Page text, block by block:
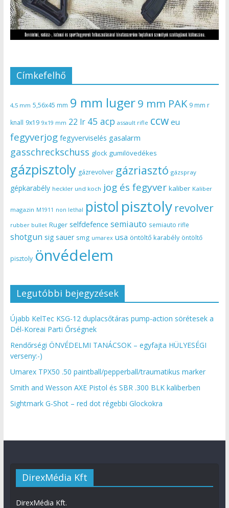
Címkefelhő
4,5 mm 5,56x45 mm 9 mm luger9 mm PAK 9 mm r
knall 9x19 9x19 mm 22 lr 45 acp assault rifle ccw eu
fegyverjog fegyverviselés gasalarm
gasschreckschuss glock gumilövedékes
gázpisztoly gázrevolver gázriasztó gázspray
gépkarabély heckler und koch jog és fegyver kaliber Kaliber
magazin M1911 non lethal pistol pisztoly revolver
rubber bullet Ruger selfdefence semiauto semiauto rifle
shotgun sig sauer smg umarex usa öntöltő karabély öntöltő
pisztoly önvédelem
Legutóbbi bejegyzések
Újabb KelTec KSG-12 duplacsőtáras pump-action sörétesek a
Dél-Koreai Parti Őrségnek
Rendőrségi ÖNVÉDELMI TANÁCSOK – egyfajta HÜLYESÉGI
verseny:-)
Umarex TPX50 .50 paintball/pepperball/traumatikus marker
Smith and Wesson AXE Pistol és SBR .300 BLK kaliberben
Sightmark G-Shot – red dot régebbi Glockokra
DirexMédia Kft
DirexMédia Kft.